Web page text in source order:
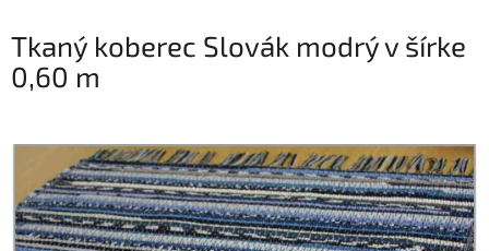
Tkaný koberec Slovák modrý v šírke
0,60 m